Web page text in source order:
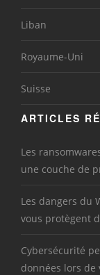
Liban
Royaume-Uni
Suisse
ARTICLES
Les
une couche de
Les dangers du
vous protègent
Cybersécurité
données lors de